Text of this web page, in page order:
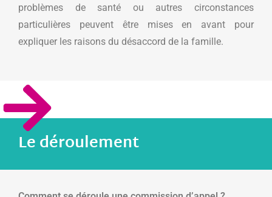
problèmes de santé ou autres circonstances
particulières peuvent être mises en avant pour
expliquer les raisons du désaccord de la famille.
Le déroulement